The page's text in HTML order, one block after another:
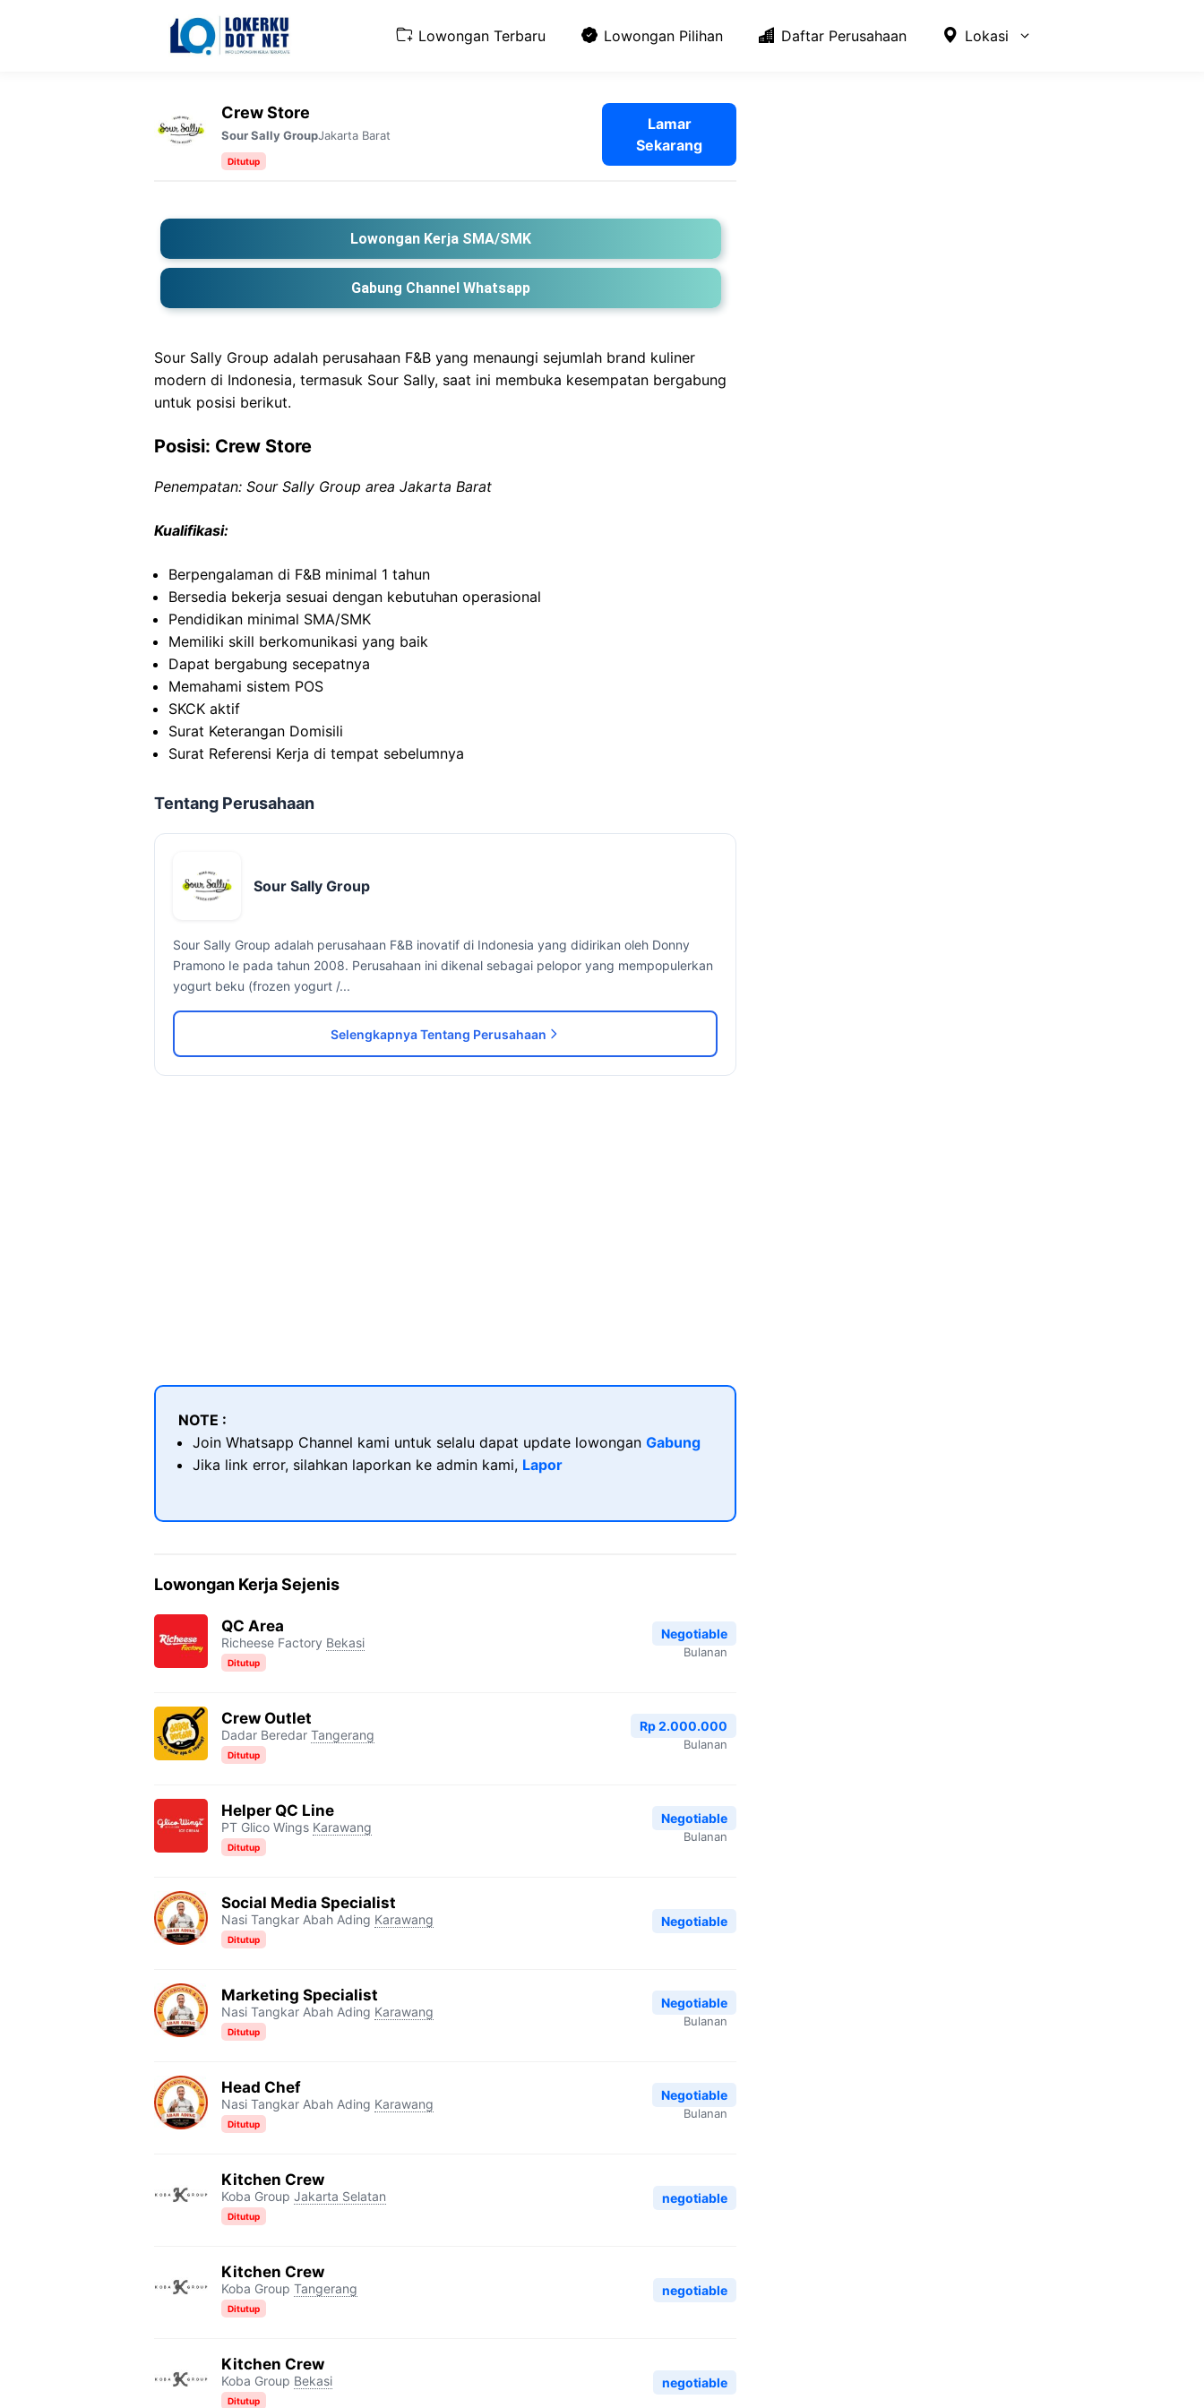
Lowongan Terbaru Lowongan Pilihan Daftar Perusahaan Lokasi
Crew Store
Sour Sally GroupJakarta Barat
Ditutup
Lamar
Sekarang
Lowongan Kerja SMA/SMK
Gabung Channel Whatsapp
Sour Sally Group adalah perusahaan F&B yang menaungi sejumlah brand kuliner
modern di Indonesia, termasuk Sour Sally, saat ini membuka kesempatan bergabung
untuk posisi berikut.
Posisi: Crew Store
Penempatan: Sour Sally Group area Jakarta Barat
Kualifikasi:
Berpengalaman di F&B minimal 1 tahun
Bersedia bekerja sesuai dengan kebutuhan operasional
Pendidikan minimal SMA/SMK
Memiliki skill berkomunikasi yang baik
Dapat bergabung secepatnya
Memahami sistem POS
SKCK aktif
Surat Keterangan Domisili
Surat Referensi Kerja di tempat sebelumnya
Tentang Perusahaan
Sour Sally Group
Sour Sally Group adalah perusahaan F&B inovatif di Indonesia yang didirikan oleh Donny
Pramono Ie pada tahun 2008. Perusahaan ini dikenal sebagai pelopor yang mempopulerkan
yogurt beku (frozen yogurt /...
Selengkapnya Tentang Perusahaan
NOTE :
Join Whatsapp Channel kami untuk selalu dapat update lowongan Gabung
Jika link error, silahkan laporkan ke admin kami, Lapor
Lowongan Kerja Sejenis
QC Area
Richeese Factory Bekasi
Ditutup
Negotiable
Bulanan
Crew Outlet
Dadar Beredar Tangerang
Ditutup
Rp 2.000.000
Bulanan
Helper QC Line
PT Glico Wings Karawang
Ditutup
Negotiable
Bulanan
Social Media Specialist
Nasi Tangkar Abah Ading Karawang
Ditutup
Negotiable
Marketing Specialist
Nasi Tangkar Abah Ading Karawang
Ditutup
Negotiable
Bulanan
Head Chef
Nasi Tangkar Abah Ading Karawang
Ditutup
Negotiable
Bulanan
Kitchen Crew
Koba Group Jakarta Selatan
Ditutup
negotiable
Kitchen Crew
Koba Group Tangerang
Ditutup
negotiable
Kitchen Crew
Koba Group Bekasi
Ditutup
negotiable